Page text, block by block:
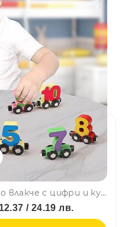
🚂 Дървено образователно влакче с цифри и кукички МОНТЕСОРИ CQ01, BF23
/ 24.19 лв.